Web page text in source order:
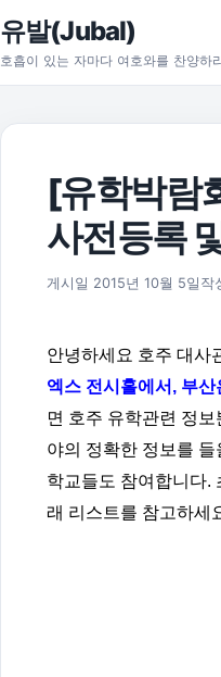
본문으로 건너뛰기
유발(Jubal)
호흡이 있는 자마다 여호와를 찬양하
[유학박람
사전등록
게시일 2015년 10월 5일 작
안녕하세요 호주 대사
엑스 전시홀에서, 부
면 호주 유학관련 정
야의 정확한 정보를
학교들도 참여합니다.
래 리스트를 참고하세